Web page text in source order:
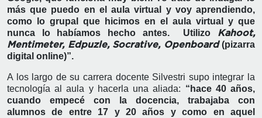
más que puedo en el aula virtual y voy aprendiendo,
como lo grupal que hicimos en el aula virtual y que
nunca lo habíamos hecho antes. Utilizo Kahoot,
Mentimeter, Edpuzle, Socrative, Openboard(pizarra
digital online)”.
A los largo de su carrera docente Silvestri supo integrar la
tecnología al aula y hacerla una aliada: “hace 40 años,
cuando empecé con la docencia, trabajaba con
alumnos de entre 17 y 20 años y como en aquel